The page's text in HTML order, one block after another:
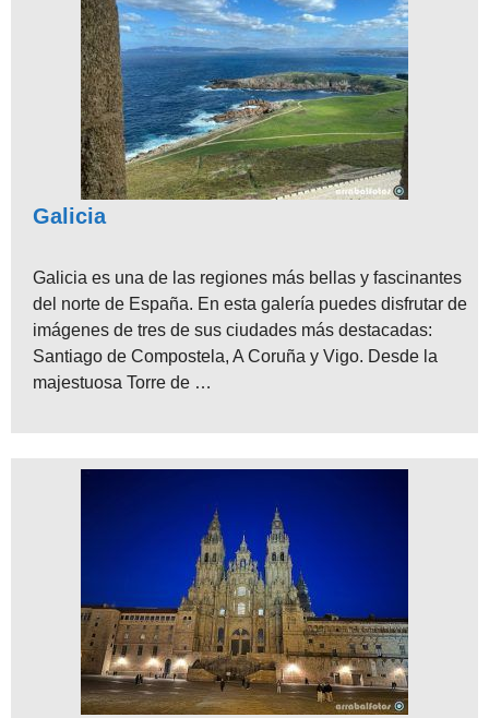
Galicia
Galicia es una de las regiones más bellas y fascinantes
del norte de España. En esta galería puedes disfrutar de
imágenes de tres de sus ciudades más destacadas:
Santiago de Compostela, A Coruña y Vigo. Desde la
majestuosa Torre de …